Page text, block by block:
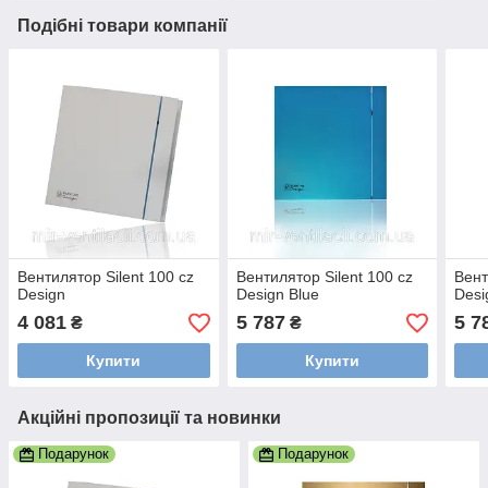
Подібні товари компанії
Вентилятор Silent 100 cz
Design
4 081 ₴
Купити
Вентилятор Silent 100 cz
Design Blue
5 787₴
Купити
5
Акційні пропозиції та новинки
Подарунок Подарунок